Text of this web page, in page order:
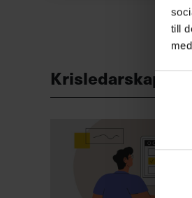
till
Krisledarskap